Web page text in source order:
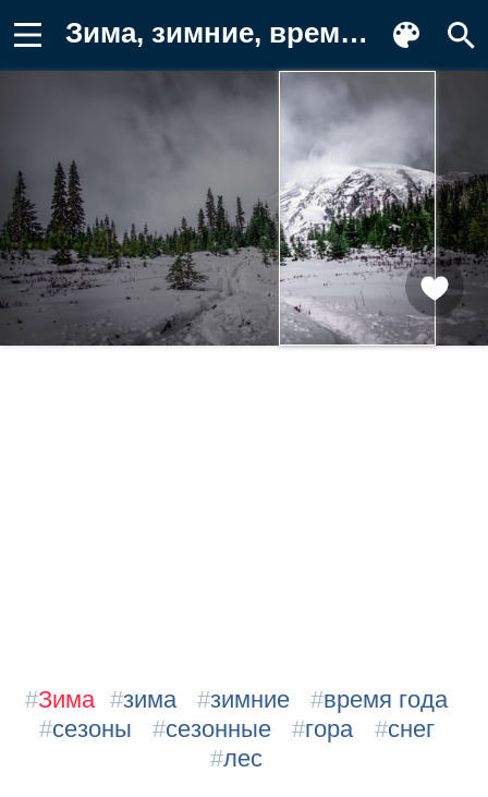
Зима, зимние, время года, сезоны Фото
#Зима #зима #зимние #время года
#сезоны #сезонные #гора #снег
#лес